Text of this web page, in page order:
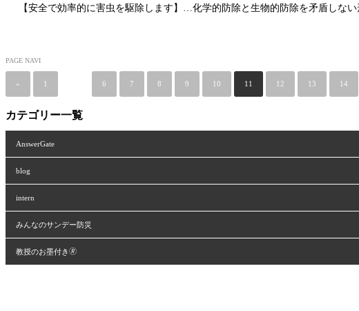
【安全で効率的に害虫を駆除します】…化学的防除と生物的防除を矛盾しな
PAGE NAVI
« 1 6 7 8 9 10 11 12 13 14
カテゴリー一覧
AnswerGate
blog
intern
みんなのサンデー防災
教授のお墨付き🄬